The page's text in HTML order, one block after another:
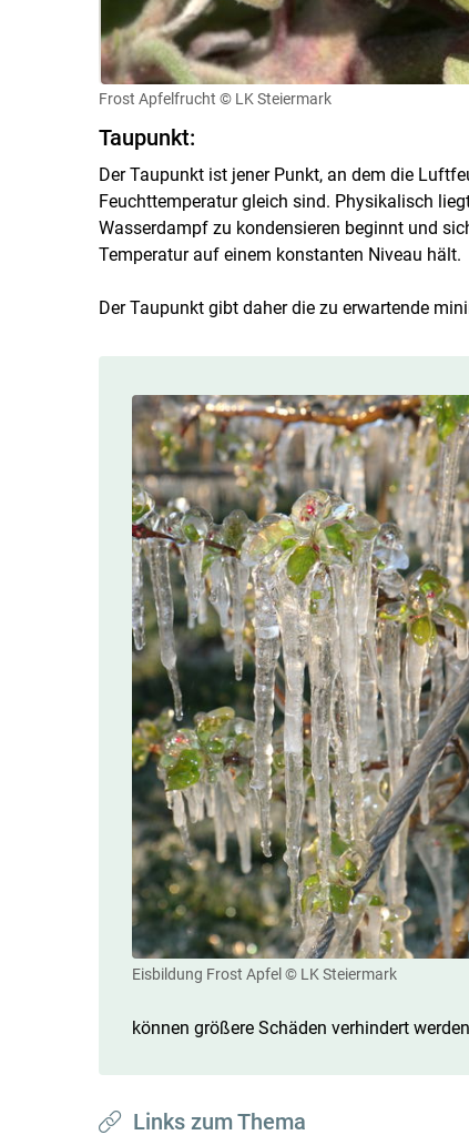
Frost Apfelfrucht © LK Steiermark
Taupunkt:
Der Taupunkt ist jener Punkt, an dem die
Feuchttemperatur gleich sind. Physikalisch
Wasserdampf zu kondensieren beginnt und
Temperatur auf einem konstanten Niveau hält.
Der Taupunkt gibt daher die zu erwartende
Eisbildung Frost Apfel © LK Steiermark
können größere Schäden verhindert
Links zum Thema